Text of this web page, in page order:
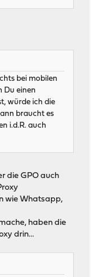
bei mobilen
Du einen
würde ich die
braucht es
i.d.R. auch
die GPO auch
wie Whatsapp,
haben die
drin...